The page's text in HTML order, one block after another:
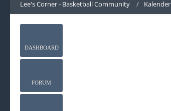
Lee's Corner - Basketball Community Kalender
DASHBOARD
FORUM